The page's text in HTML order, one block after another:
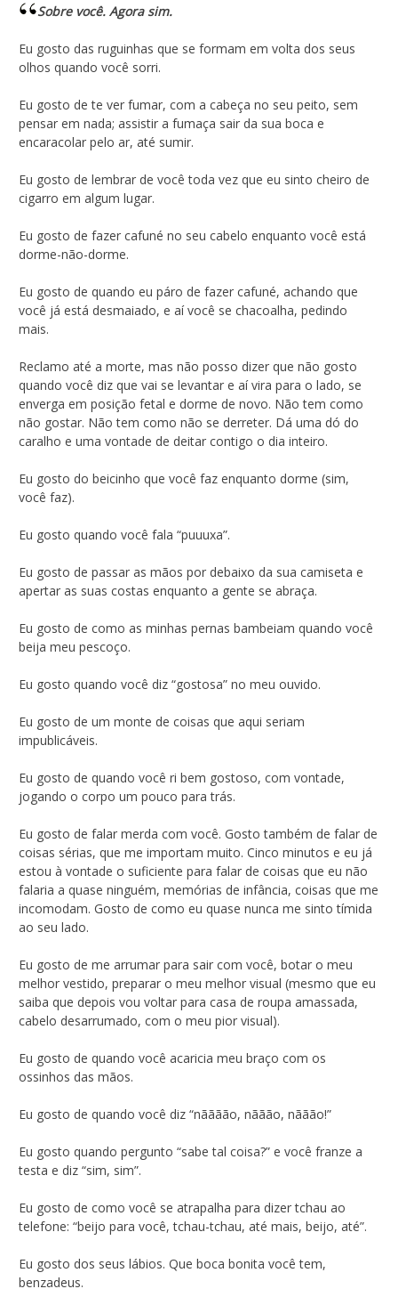
Sobre você. Agora sim.
Eu gosto das ruguinhas que se formam em volta dos seus
olhos quando você sorri.
Eu gosto de te ver fumar, com a cabeça no seu peito, sem
pensar em nada; assistir a fumaça sair da sua boca e
encaracolar pelo ar, até sumir.
Eu gosto de lembrar de você toda vez que eu sinto cheiro de
cigarro em algum lugar.
Eu gosto de fazer cafuné no seu cabelo enquanto você está
dorme-não-dorme.
Eu gosto de quando eu páro de fazer cafuné, achando que
você já está desmaiado, e aí você se chacoalha, pedindo
mais.
Reclamo até a morte, mas não posso dizer que não gosto
quando você diz que vai se levantar e aí vira para o lado, se
enverga em posição fetal e dorme de novo. Não tem como
não gostar. Não tem como não se derreter. Dá uma dó do
caralho e uma vontade de deitar contigo o dia inteiro.
Eu gosto do beicinho que você faz enquanto dorme (sim,
você faz).
Eu gosto quando você fala “puuuxa”.
Eu gosto de passar as mãos por debaixo da sua camiseta e
apertar as suas costas enquanto a gente se abraça.
Eu gosto de como as minhas pernas bambeiam quando você
beija meu pescoço.
Eu gosto quando você diz “gostosa” no meu ouvido.
Eu gosto de um monte de coisas que aqui seriam
impublicáveis.
Eu gosto de quando você ri bem gostoso, com vontade,
jogando o corpo um pouco para trás.
Eu gosto de falar merda com você. Gosto também de falar de
coisas sérias, que me importam muito. Cinco minutos e eu já
estou à vontade o suficiente para falar de coisas que eu não
falaria a quase ninguém, memórias de infância, coisas que me
incomodam. Gosto de como eu quase nunca me sinto tímida
ao seu lado.
Eu gosto de me arrumar para sair com você, botar o meu
melhor vestido, preparar o meu melhor visual (mesmo que eu
saiba que depois vou voltar para casa de roupa amassada,
cabelo desarrumado, com o meu pior visual).
Eu gosto de quando você acaricia meu braço com os
ossinhos das mãos.
Eu gosto de quando você diz “nãããão, nããão, nããão!”
Eu gosto quando pergunto “sabe tal coisa?” e você franze a
testa e diz “sim, sim”.
Eu gosto de como você se atrapalha para dizer tchau ao
telefone: “beijo para você, tchau-tchau, até mais, beijo, até”.
Eu gosto dos seus lábios. Que boca bonita você tem,
benzadeus.